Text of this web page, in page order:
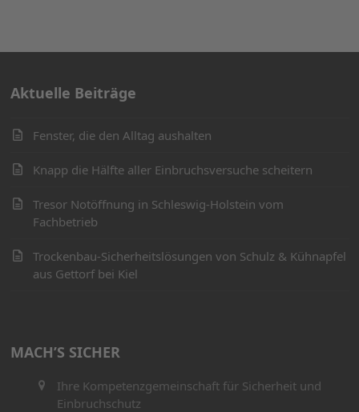
Aktuelle Beiträge
Fenster, die den Alltag aushalten
Knapp die Hälfte aller Einbruchsversuche scheitern
Tresor Notöffnung in Schleswig-Holstein vom
Fachbetrieb
Trockenbau-Sicherheitslösungen von Schulz & Kühnapfel
aus Gettorf bei Kiel
MACH’S SICHER
Ihre Kompetenzgemeinschaft für Sicherheit und
Einbruchschutz